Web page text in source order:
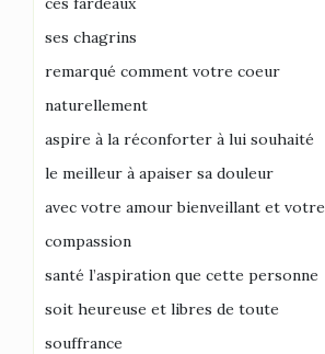
ses chagrins
remarqué comment votre coeur
naturellement
aspire à la réconforter à lui souhaité
le meilleur à apaiser sa douleur
avec votre amour bienveillant et votre
compassion
santé l’aspiration que cette personne
soit heureuse et libres de toute
souffrance